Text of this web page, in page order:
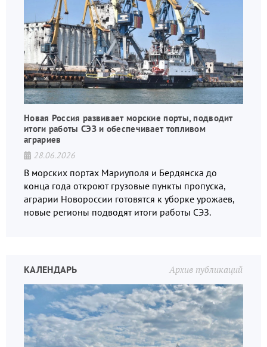
Новая Россия развивает морские порты, подводит
итоги работы СЭЗ и обеспечивает топливом
аграриев
28.06.2026
В морских портах Мариуполя и Бердянска до
конца года откроют грузовые пункты пропуска,
аграрии Новороссии готовятся к уборке урожаев,
новые регионы подводят итоги работы СЭЗ.
Архив публикаций
КАЛЕНДАРЬ